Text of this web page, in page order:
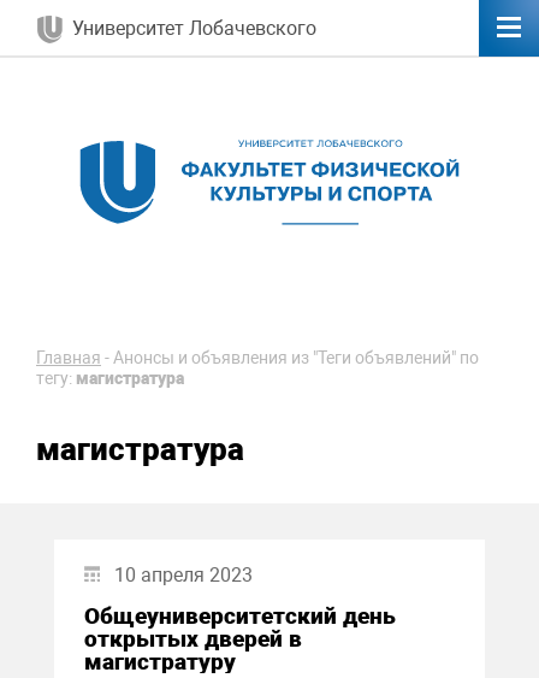
Университет Лобачевского
Главная -Анонсы и объявления из "Теги объявлений" по
тегу: магистратура
магистратура
10 апреля 2023
Общеуниверситетский день
открытых дверей в
магистратуру